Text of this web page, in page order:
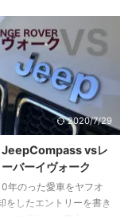
りとも参考になればと思
目次1 先日売り先が見つ
くらい儲かった2 「時
に変える投資」という妙
10年持って手放した３つ
全ては自分には返って
ターン3.2 節税効果とい
、減らすことができにく
てよかったと思う２つの
税制や資産運用の勉強に
分で持つのは全然違う。
2020/7/29
JeepCompass vsレ
バーイヴォーク
年のった愛車をヤフオ
をしたエントリーを書き